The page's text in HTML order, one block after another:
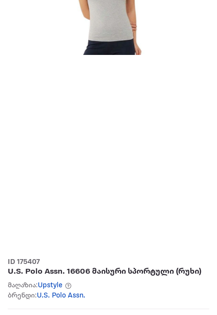
ID 175407
U.S. Polo Assn. 16606 მაისური სპორტული (რუხი)
მაღაზია:Upstyle
ბრენდი:U.S. Polo Assn.